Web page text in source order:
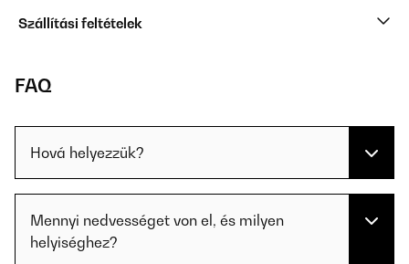
Szállítási feltételek
FAQ
Hová helyezzük?
Mennyi nedvességet von el, és milyen
helyiséghez?